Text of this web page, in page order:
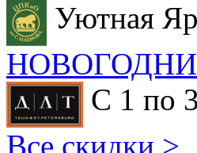
Уютная
С 1 по
Все скидки >